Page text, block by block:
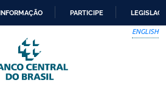
PARA
O
CONTEÚDO
PARTICIPE
ENGLISH